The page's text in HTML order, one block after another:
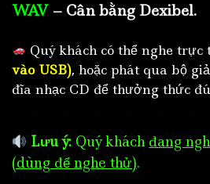
WAV – Cân bằng Dexibel.
Quý khách có thể nghe trực
vào USB), hoặc phát qua bộ
đĩa nhạc CD để thưởng thức
Lưu ý: Quý khách đang
(dùng để nghe thử).